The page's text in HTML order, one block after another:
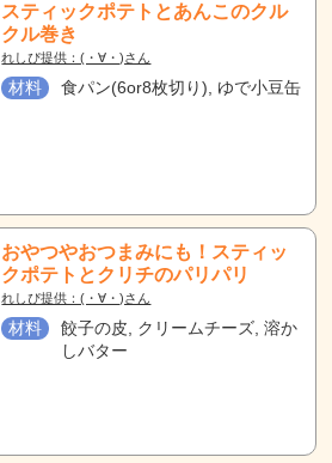
スティックポテトとあんこのクル
クル巻き
れしぴ提供：(・∀・)さん
材料 食パン(6or8枚切り), ゆで小豆缶
おやつやおつまみにも！スティッ
クポテトとクリチのパリパリ
れしぴ提供：(・∀・)さん
材料
餃子の皮, クリームチーズ, 溶か
しバター